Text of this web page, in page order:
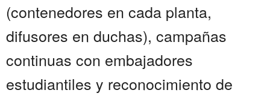
(contenedores en cada planta,
difusores en duchas), campañas
continuas con embajadores
estudiantiles y reconocimiento de